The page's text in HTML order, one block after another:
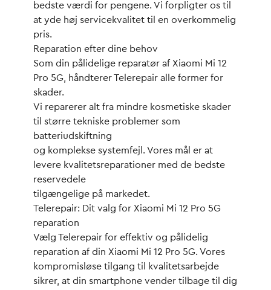
bedste værdi for pengene. Vi forpligter os til
at yde høj servicekvalitet til en overkommelig
pris.
Reparation efter dine behov
Som din pålidelige reparatør af Xiaomi Mi 12
Pro 5G, håndterer Telerepair alle former for
skader.
Vi reparerer alt fra mindre kosmetiske skader
til større tekniske problemer som
batteriudskiftning
og komplekse systemfejl. Vores mål er at
levere kvalitetsreparationer med de bedste
reservedele
tilgængelige på markedet.
Telerepair: Dit valg for Xiaomi Mi 12 Pro 5G
reparation
Vælg Telerepair for effektiv og pålidelig
reparation af din Xiaomi Mi 12 Pro 5G. Vores
kompromisløse tilgang til kvalitetsarbejde
sikrer, at din smartphone vender tilbage til dig